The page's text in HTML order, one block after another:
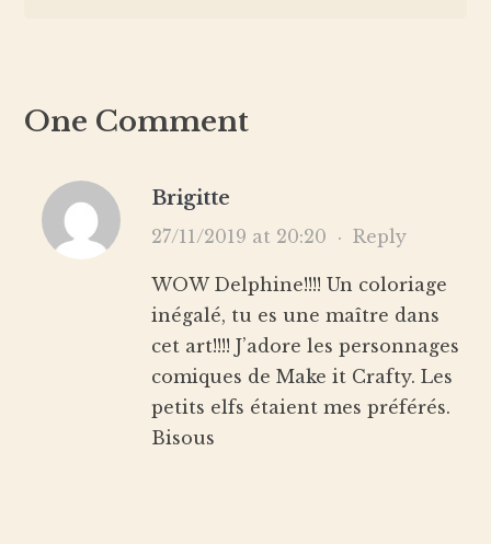
One Comment
Brigitte
27/11/2019 at 20:20 · Reply
WOW Delphine!!!! Un coloriage
inégalé, tu es une maître dans
cet art!!!! J’adore les personnages
comiques de Make it Crafty. Les
petits elfs étaient mes préférés.
Bisous